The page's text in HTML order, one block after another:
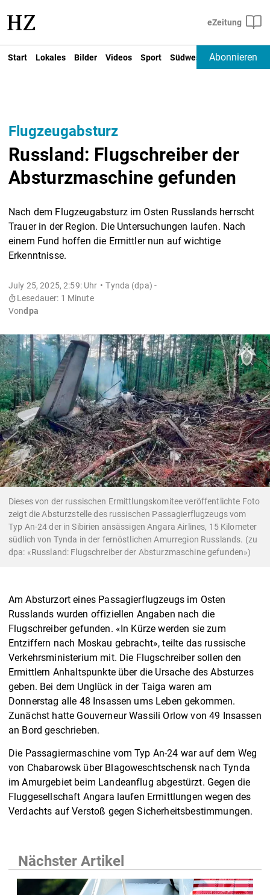
Start Lokales Bilder Videos Sport Südwest Deutschland
Abonnieren
Flugzeugabsturz
Russland: Flugschreiber der
Absturzmaschine gefunden
Nach dem Flugzeugabsturz im Osten Russlands herrscht
Trauer in der Region. Die Untersuchungen laufen. Nach
einem Fund hoffen die Ermittler nun auf wichtige
Erkenntnisse.
July 25, 2025, 2:59: Uhr
Tynda (dpa) -
Lesedauer: 1 Minute
Vondpa
Dieses von der russischen Ermittlungskomitee veröffentlichte Foto
zeigt die Absturzstelle des russischen Passagierflugzeugs vom
Typ An-24 der in Sibirien ansässigen Angara Airlines, 15 Kilometer
südlich von Tynda in der fernöstlichen Amurregion Russlands. (zu
dpa: «Russland: Flugschreiber der Absturzmaschine gefunden»)
Am Absturzort eines Passagierflugzeugs im Osten
Russlands wurden offiziellen Angaben nach die
Flugschreiber gefunden. «In Kürze werden sie zum
Entziffern nach Moskau gebracht», teilte das russische
Verkehrsministerium mit. Die Flugschreiber sollen den
Ermittlern Anhaltspunkte über die Ursache des Absturzes
geben. Bei dem Unglück in der Taiga waren am
Donnerstag alle 48 Insassen ums Leben gekommen.
Zunächst hatte Gouverneur Wassili Orlow von 49 Insassen
an Bord geschrieben.
Die Passagiermaschine vom Typ An-24 war auf dem Weg
von Chabarowsk über Blagoweschtschensk nach Tynda
im Amurgebiet beim Landeanflug abgestürzt. Gegen die
Fluggesellschaft Angara laufen Ermittlungen wegen des
Verdachts auf Verstoß gegen Sicherheitsbestimmungen.
Nächster Artikel